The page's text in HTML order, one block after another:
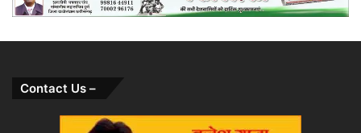
Contact Us –